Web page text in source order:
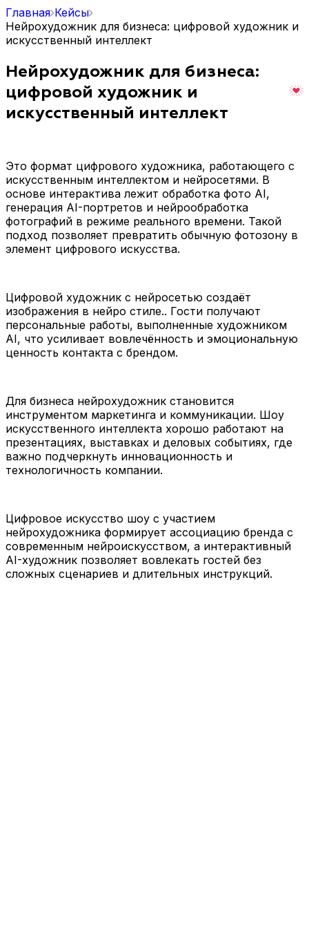
Главная Кейсы
Нейрохудожник для бизнеса: цифровой художник и
искусственный интеллект
Нейрохудожник для бизнеса:
цифровой художник и
искусственный интеллект
Это формат цифрового художника, работающего с
искусственным интеллектом и нейросетями. В
основе интерактива лежит обработка фото AI,
генерация AI-портретов и нейрообработка
фотографий в режиме реального времени. Такой
подход позволяет превратить обычную фотозону в
элемент цифрового искусства.
Цифровой художник с нейросетью создаёт
изображения в нейро стиле.. Гости получают
персональные работы, выполненные художником
AI, что усиливает вовлечённость и эмоциональную
ценность контакта с брендом.
Для бизнеса нейрохудожник становится
инструментом маркетинга и коммуникации. Шоу
искусственного интеллекта хорошо работают на
презентациях, выставках и деловых событиях, где
важно подчеркнуть инновационность и
технологичность компании.
Цифровое искусство шоу с участием
нейрохудожника формирует ассоциацию бренда с
современным нейроискусством, а интерактивный
AI-художник позволяет вовлекать гостей без
сложных сценариев и длительных инструкций.